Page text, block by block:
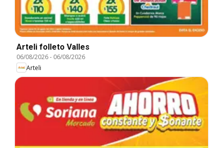
Arteli folleto Valles
06/08/2026- 06/08/2026
Arteli